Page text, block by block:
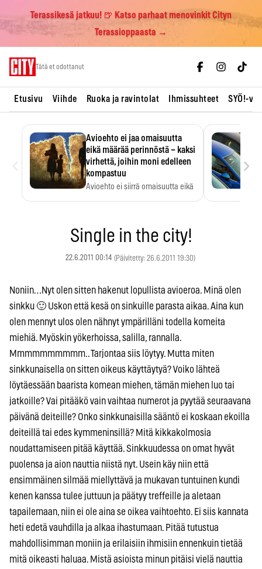
Terassikesä jatkuu! 🍺 Katso parhaat menovinkit Cityn
Terassioppaasta →
Tätä et odottanut
Etusivu Viihde Ruoka ja ravintolat Ihmissuhteet SYÖ!-
Avioehto ei jaa omaisuutta
eikä määrää perinnöstä – kaksi
virhettä, joihin moni edelleen
kompastuu
Avioehto ei siirrä omaisuutta eikä
›
Single in the city!
22.6.2011 00:14 (Päivitetty: 26.6.2011 19:30)
Noniin…Nyt olen sitten hakenut lopullista avioeroa. Minä olen
sinkku 🙂 Uskon että kesä on sinkuille parasta aikaa. Aina kun
olen mennyt ulos olen nähnyt ympärilläni todella komeita
miehiä. Myöskin yökerhoissa, salilla, rannalla.
Mmmmmmmmmm.. Tarjontaa siis löytyy. Mutta miten
sinkkunaisella on sitten oikeus käyttäytyä? Voiko lähteä
löytäessään baarista komean miehen, tämän miehen luo tai
jatkoille? Vai pitääkö vain vaihtaa numerot ja pyytää seuraavana
päivänä deiteille? Onko sinkkunaisilla sääntö ei koskaan ekoilla
deiteillä tai edes kymmeninsillä? Mitä kikkakolmosia
noudattamiseen pitää käyttää. Sinkkuudessa on omat hyvät
puolensa ja aion nauttia niistä nyt. Usein käy niin että
ensimmäinen silmää miellyttävä ja mukavan tuntuinen kundi
kenen kanssa tulee juttuun ja päätyy treffeille ja aletaan
tapailemaan, niin ei ole aina se oikea vaihtoehto. Ei siis kannata
heti edetä vauhdilla ja alkaa ihastumaan. Pitää tutustua
mahdollisimman moniin ja erilaisiin ihmisiin ennenkuin tietää
mitä oikeasti haluaa. Mistä asioista minun pitäisi vielä nauttia